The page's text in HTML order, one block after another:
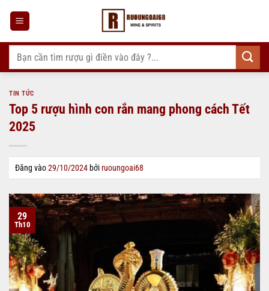
dung
Tìm
kiếm:
TIN TỨC
Top 5 rượu hình con rắn mang phong cách Tết
2025
Đăng vào29/10/2024 bởiruoungoai68
29
Th10